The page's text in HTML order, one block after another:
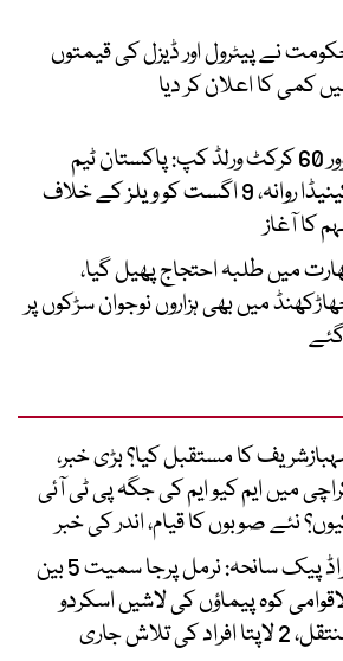
نے پیٹرول اور ڈیزل کی قیمتوں
کمی کا اعلان کر دیا
اوور 60 کرکٹ ورلڈ کپ: پاکستان ٹیم
کینیڈا روانہ، 9 اگست کو ویلز کے خلاف
کا آغاز
میں طلبہ احتجاج پھیل گیا،
میں بھی ہزاروں نوجوان سڑکوں پر
کا مستقبل کیا؟ بڑی خبر،
میں ایم کیو ایم کی جگہ پی ٹی آئی
نئے صوبوں کا قیام، اندر کی خبر
براڈ پیک سانحہ: نرمل پرجا سمیت 5 بین
کوہ پیماؤں کی لاشیں اسکردو
لاپتا افراد کی تلاش جاری